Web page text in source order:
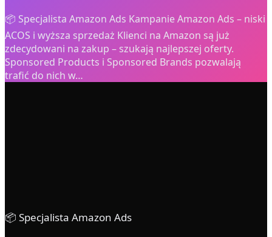
📦 Specjalista Amazon Ads Kampanie Amazon Ads – niski
ACOS i wyższa sprzedaż Klienci na Amazon są już
zdecydowani na zakup – szukają najlepszej oferty.
Sponsored Products i Sponsored Brands pozwalają
trafić do nich w…
📦 Specjalista Amazon Ads